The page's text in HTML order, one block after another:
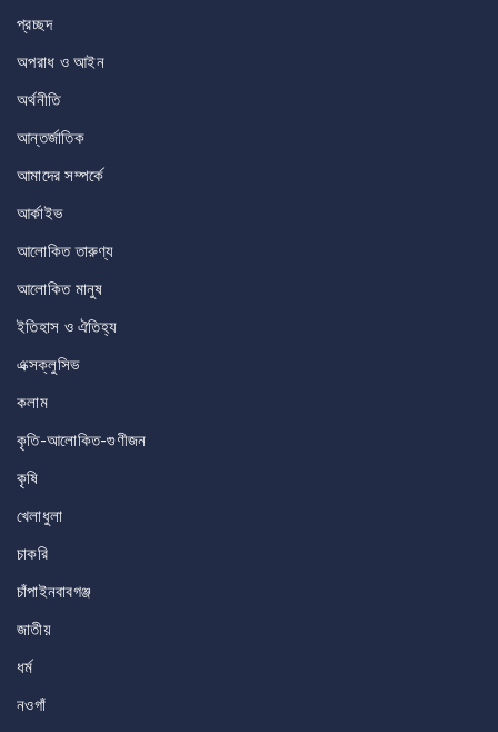
প্রচ্ছদ
অপরাধ ও আইন
অর্থনীতি
আন্তর্জাতিক
আমাদের সম্পর্কে
আর্কাইভ
আলোকিত তারুণ্য
আলোকিত মানুষ
ইতিহাস ও ঐতিহ্য
এক্সক্লুসিভ
কলাম
কৃতি-আলোকিত-গুণীজন
কৃষি
খেলাধুলা
চাকরি
চাঁপাইনবাবগঞ্জ
জাতীয়
ধর্ম
নওগাঁ